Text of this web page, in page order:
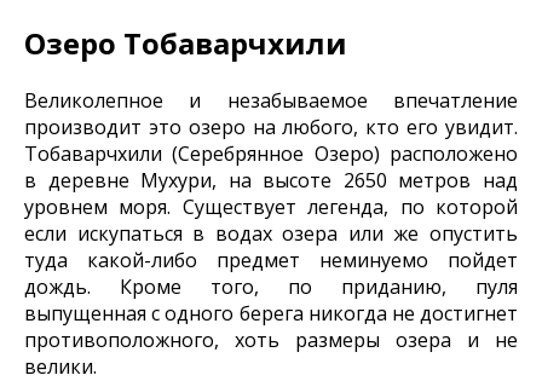
Озеро Тобаварчхили
Великолепное и незабываемое впечатление
производит это озеро на любого, кто его увидит.
Тобаварчхили (Серебрянное Озеро) расположено
в деревне Мухури, на высоте 2650 метров над
уровнем моря. Существует легенда, по которой
если искупаться в водах озера или же опустить
туда какой-либо предмет неминуемо пойдет
дождь. Кроме того, по приданию, пуля
выпущенная с одного берега никогда не достигнет
противоположного, хоть размеры озера и не
велики.